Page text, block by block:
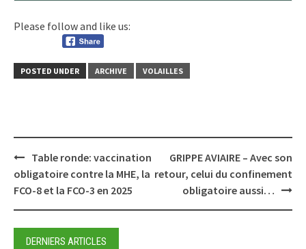
Please follow and like us:
POSTED UNDER ARCHIVE VOLAILLES
Post
navigation
Table ronde: vaccination
obligatoire contre la MHE, la
FCO-8 et la FCO-3 en 2025
GRIPPE AVIAIRE – Avec son
retour, celui du confinement
obligatoire aussi…
DERNIERS ARTICLES